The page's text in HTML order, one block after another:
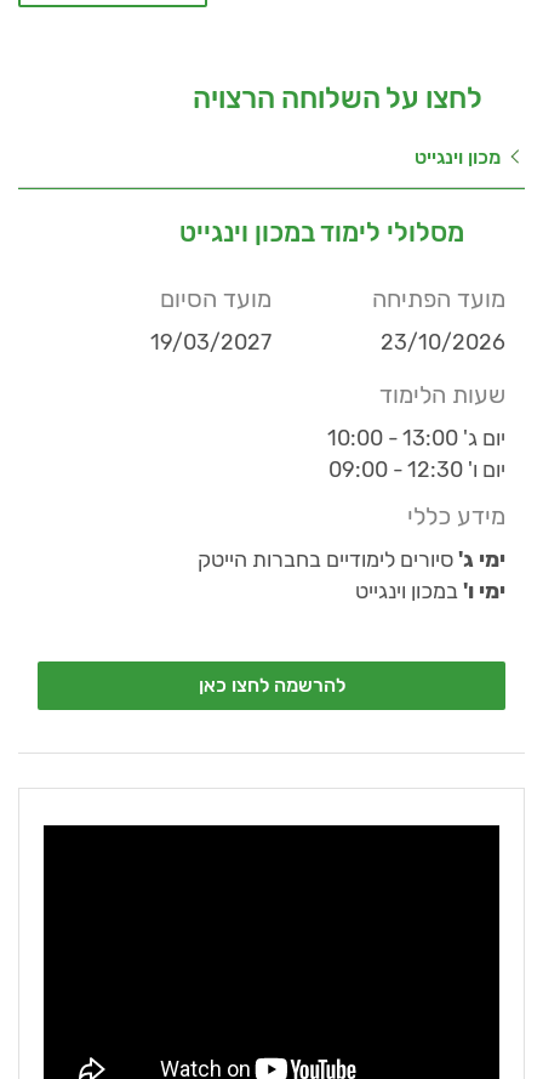
לחצו על השלוחה הרצויה
מכון וינגייט
מסלולי לימוד במכון וינגייט
מועד הפתיחה
23/10/2026
מועד הסיום
19/03/2027
שעות הלימוד
יום ג' 13:00 - 10:00
יום ו' 12:30 - 09:00
מידע כללי
ימי ג'סיורים לימודיים בחברות הייטק
ימי ו'במכון וינגייט
להרשמה לחצו כאן